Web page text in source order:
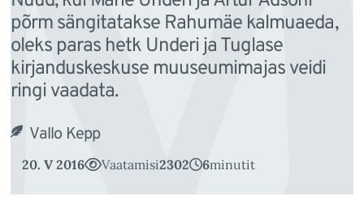
põrm sängitatakse Rahumäe kalmuaeda,
oleks paras hetk Underi ja Tuglase
kirjanduskeskuse muuseumimajas veidi
ringi vaadata.
Vallo Kepp
20. V 2016 Vaatamisi2302 6minutit